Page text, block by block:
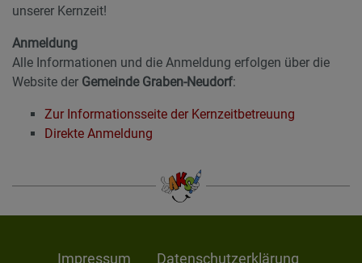
unserer Kernzeit!
Anmeldung
Alle Informationen und die Anmeldung erfolgen über die
Website der Gemeinde Graben-Neudorf:
Zur Informationsseite der Kernzeitbetreuung
Direkte Anmeldung
Impressum Datenschutzerklärung